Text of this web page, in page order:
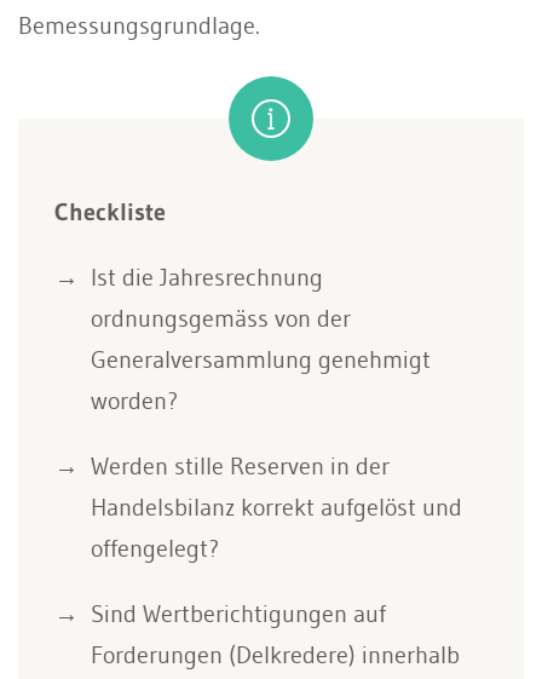
Bemessungsgrundlage.
Checkliste
Ist die Jahresrechnung
ordnungsgemäss von der
Generalversammlung genehmigt
worden?
Werden stille Reserven in der
Handelsbilanz korrekt aufgelöst und
offengelegt?
Sind Wertberichtigungen auf
Forderungen (Delkredere) innerhalb